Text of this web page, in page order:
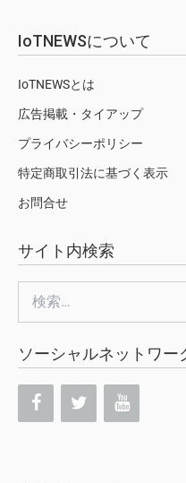
IoTNEWSについて
IoTNEWSとは
広告掲載・タイアップ
プライバシーポリシー
特定商取引法に基づく表示
お問合せ
サイト内検索
索:
ソーシャルネットワー